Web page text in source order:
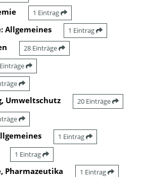
1 Eintrag
Allgemeines 1 Eintrag
28 Einträge
Umweltschutz 20 Einträge
1 Eintrag
1 Eintrag
Pharmazeutika 1 Eintrag